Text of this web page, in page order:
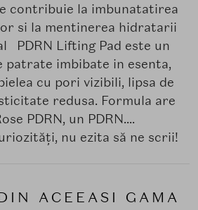
contribuie la imbunatatirea
si la mentinerea hidratarii
PDRN Lifting Pad este un
patrate imbibate in esenta,
cu pori vizibili, lipsa de
redusa. Formula are
PDRN, un PDRN....
nu ezita să ne scrii!
ACEEASI GAMA